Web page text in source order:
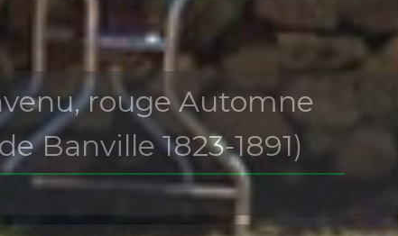
rouge Automne
Banville 1823-1891)